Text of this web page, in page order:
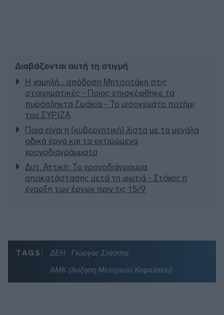
Διαβάζονται αυτή τη στιγμή
Η χαμηλή… απόδοση Μητσοτάκη στις
στοιχηματικές - Ποιος επισκέφθηκε τα
πυρόπληκτα ζωάκια - Το μισογεμάτο ποτήρι
του ΣΥΡΙΖΑ
Ποια είναι η (κυβερνητική) λίστα με τα μεγάλα
οδικά έργα και τα εκτιμώμενα
χρονοδιαγράμματα
Δυτ. Αττική: Το χρονοδιάγραμμα
αποκατάστασης μετά τη φωτιά - Στόχος η
έναρξη των έργων πριν τις 15/9
TAGS: ΔΕΗ
Γιώργος Στάσσης
ΑΜΚ (Αύξηση Μετοχικού Κεφαλαίου)